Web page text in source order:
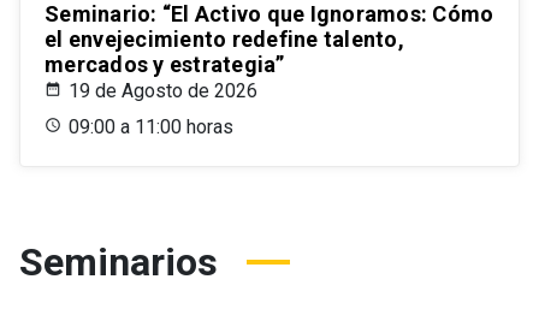
Seminario: “El Activo que Ignoramos: Cómo
el envejecimiento redefine talento,
mercados y estrategia”
19 de Agosto de 2026
09:00 a 11:00 horas
Seminarios